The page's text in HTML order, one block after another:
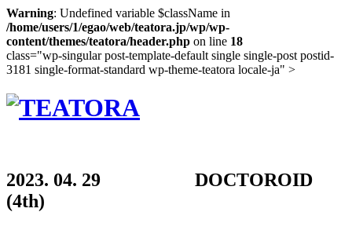
Warning: Undefined variable $className in
/home/users/1/egao/web/teatora.jp/wp/wp-
content/themes/teatora/header.php on line 18
class="wp-singular post-template-default single single-post postid-
3181 single-format-standard wp-theme-teatora locale-ja" >
2023. 04. 29 DOCTOROID
(4th)